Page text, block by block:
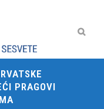
PRAGOVI